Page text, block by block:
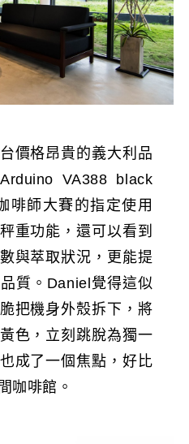
價格昂貴的義大利品
VA388 black
啡師大賽的指定使用
重功能，還可以看到
與萃取狀況，更能提
質。Daniel覺得這似
把機身外殼拆下，將
色，立刻跳脫為獨一
成了一個焦點，好比
咖啡館。